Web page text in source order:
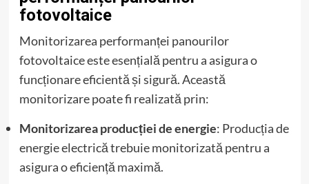
fotovoltaice
Monitorizarea performanței panourilor
fotovoltaice este esențială pentru a asigura o
funcționare eficientă și sigură. Această
monitorizare poate fi realizată prin:
Monitorizarea producției de energie: Producția de
energie electrică trebuie monitorizată pentru a
asigura o eficiență maximă.